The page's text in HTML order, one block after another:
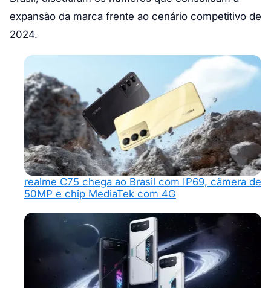
expansão da marca frente ao cenário competitivo de
2024.
realme C75 chega ao Brasil com IP69, câmera de
50MP e chip MediaTek com 4G